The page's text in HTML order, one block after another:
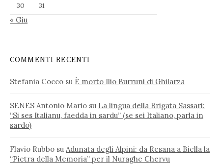
30
31
« Giu
COMMENTI RECENTI
Stefania Cocco su È morto Ilio Burruni di Ghilarza
SENES Antonio Mario su La lingua della Brigata Sassari:
“Si ses Italianu, faedda in sardu” (se sei Italiano, parla in
sardo)
Flavio Rubbo su Adunata degli Alpini: da Resana a Biella la
“Pietra della Memoria” per il Nuraghe Chervu